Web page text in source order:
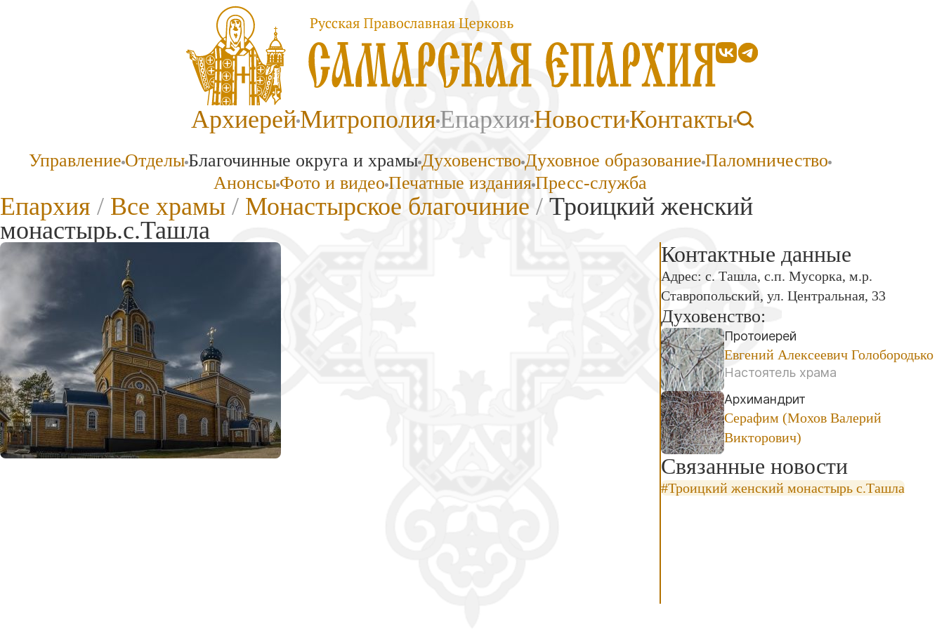
АрхиерейМитрополияЕпархияНовостиКонтакты
УправлениеОтделыБлагочинные округа и храмыДуховенствоДуховное образованиеПаломничество
АнонсыФото и видеоПечатные изданияПресс-служба
Епархия / Все храмы / Монастырское благочиние / Троицкий женский
монастырь.с.Ташла
Контактные данные
Адрес: с. Ташла, с.п. Мусорка, м.р.
Ставропольский, ул. Центральная, 33
Духовенство:
Протоиерей
Евгений Алексеевич Голобородько
Настоятель храма
Архимандрит
Серафим (Мохов Валерий
Викторович)
Связанные новости
#Троицкий женский монастырь с.Ташла